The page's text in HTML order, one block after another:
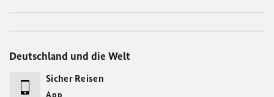
Deutschland und die Welt
Sicher Reisen
App